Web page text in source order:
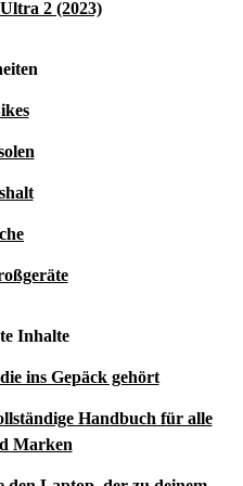
2 (2023)
Inhalte
ins Gepäck gehört
Handbuch für alle
Marken